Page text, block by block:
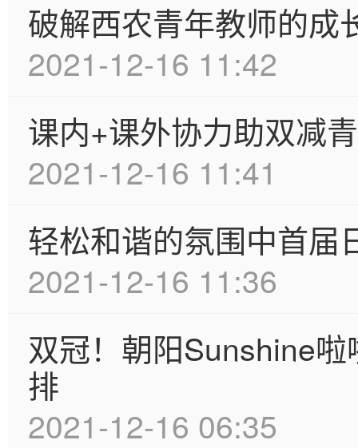
破解西农青年教师的成
2021-12-16 11:42
课内+课外协力助双减
2021-12-16 11:41
轻松和谐的氛围中首届
2021-12-16 11:36
双冠！朝阳Sunshine
排
2021-12-16 06:35